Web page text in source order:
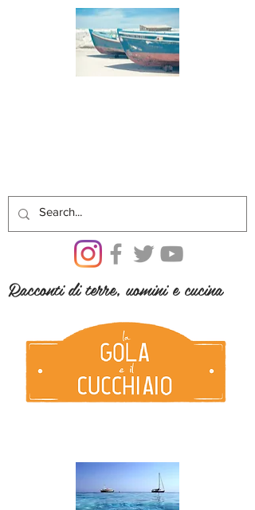
Racconti di terre, uomini e cucina